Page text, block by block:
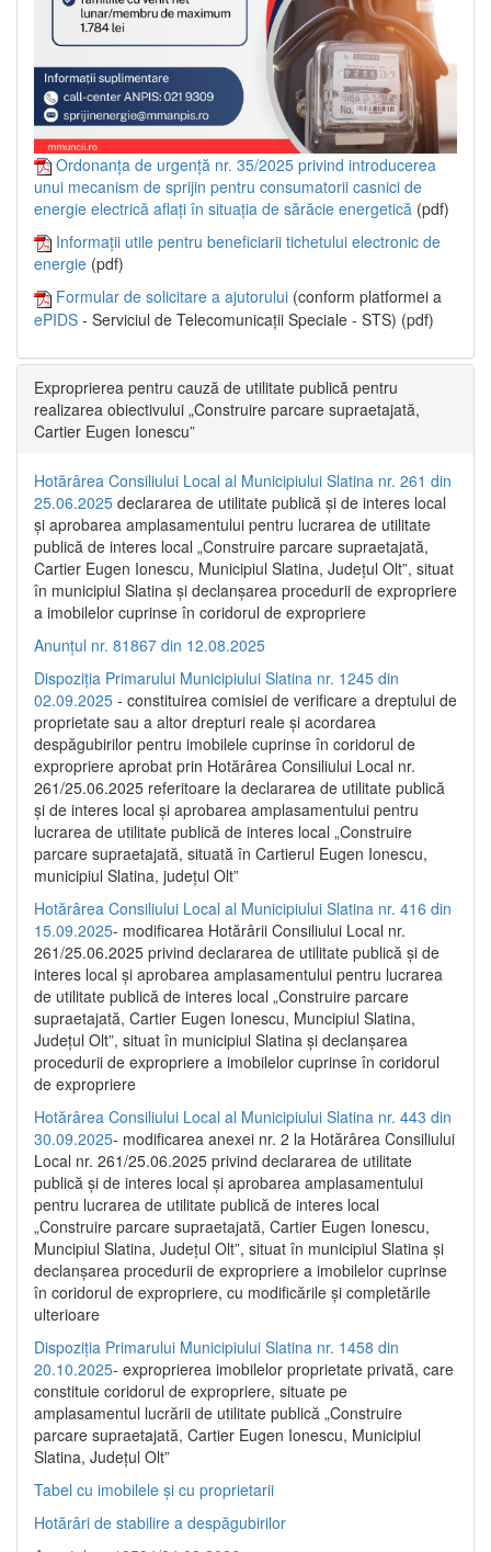
Ordonanța de urgență nr. 35/2025 privind introducerea
unui mecanism de sprijin pentru consumatorii casnici de
energie electrică aflați în situația de sărăcie energetică (pdf)
Informații utile pentru beneficiarii tichetului electronic de
energie (pdf)
Formular de solicitare a ajutorului (conform platformei a
ePIDS - Serviciul de Telecomunicații Speciale - STS) (pdf)
Exproprierea pentru cauză de utilitate publică pentru
realizarea obiectivului „Construire parcare supraetajată,
Cartier Eugen Ionescu”
Hotărârea Consiliului Local al Municipiului Slatina nr. 261 din
25.06.2025 declararea de utilitate publică și de interes local
și aprobarea amplasamentului pentru lucrarea de utilitate
publică de interes local „Construire parcare supraetajată,
Cartier Eugen Ionescu, Municipiul Slatina, Județul Olt”, situat
în municipiul Slatina și declanșarea procedurii de expropriere
a imobilelor cuprinse în coridorul de expropriere
Anunțul nr. 81867 din 12.08.2025
Dispoziția Primarului Municipiului Slatina nr. 1245 din
02.09.2025 - constituirea comisiei de verificare a dreptului de
proprietate sau a altor drepturi reale și acordarea
despăgubirilor pentru imobilele cuprinse în coridorul de
expropriere aprobat prin Hotărârea Consiliului Local nr.
261/25.06.2025 referitoare la declararea de utilitate publică
și de interes local și aprobarea amplasamentului pentru
lucrarea de utilitate publică de interes local „Construire
parcare supraetajată, situată în Cartierul Eugen Ionescu,
municipiul Slatina, județul Olt”
Hotărârea Consiliului Local al Municipiului Slatina nr. 416 din
15.09.2025- modificarea Hotărârii Consiliului Local nr.
261/25.06.2025 privind declararea de utilitate publică și de
interes local și aprobarea amplasamentului pentru lucrarea
de utilitate publică de interes local „Construire parcare
supraetajată, Cartier Eugen Ionescu, Muncipiul Slatina,
Județul Olt”, situat în municipiul Slatina și declanșarea
procedurii de expropriere a imobilelor cuprinse în coridorul
de expropriere
Hotărârea Consiliului Local al Municipiului Slatina nr. 443 din
30.09.2025- modificarea anexei nr. 2 la Hotărârea Consiliului
Local nr. 261/25.06.2025 privind declararea de utilitate
publică şi de interes local şi aprobarea amplasamentului
pentru lucrarea de utilitate publică de interes local
„Construire parcare supraetajată, Cartier Eugen Ionescu,
Muncipiul Slatina, Judeţul Olt”, situat în municipiul Slatina şi
declanşarea procedurii de expropriere a imobilelor cuprinse
în coridorul de expropriere, cu modificările şi completările
ulterioare
Dispoziția Primarului Municipiului Slatina nr. 1458 din
20.10.2025- exproprierea imobilelor proprietate privată, care
constituie coridorul de expropriere, situate pe
amplasamentul lucrării de utilitate publică „Construire
parcare supraetajată, Cartier Eugen Ionescu, Municipiul
Slatina, Județul Olt”
Tabel cu imobilele și cu proprietarii
Hotărâri de stabilire a despăgubirilor